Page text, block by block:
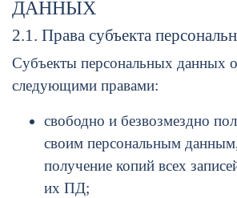
ДАННЫХ
2.1. Права субъекта
Субъекты персональных данных
следующими правами:
свободно и безвозмездно
своим персональным
получение копий всех
их ПД;